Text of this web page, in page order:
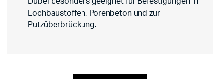
Dübel besonders geeignet für Befestigungen in
Lochbaustoffen, Porenbeton und zur
Putzüberbrückung.